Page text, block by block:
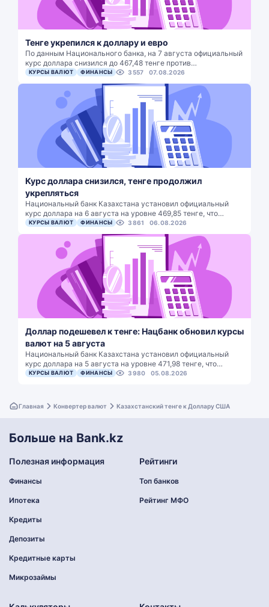
Тенге укрепился к доллару и евро
По данным Национального банка, на 7 августа официальный
курс доллара снизился до 467,48 тенге против…
КУРСЫ ВАЛЮТ ФИНАНСЫ 3557 07.08.2026
Курс доллара снизился, тенге продолжил
укрепляться
Национальный банк Казахстана установил официальный
курс доллара на 6 августа на уровне 469,85 тенге, что…
КУРСЫ ВАЛЮТ ФИНАНСЫ 3861 06.08.2026
Доллар подешевел к тенге: Нацбанк обновил курсы
валют на 5 августа
Национальный банк Казахстана установил официальный
курс доллара на 5 августа на уровне 471,98 тенге, что…
КУРСЫ ВАЛЮТ ФИНАНСЫ 3980 05.08.2026
Главная Конвертер валют Казахстанский тенге к Доллару США
Больше на Bank.kz
Полезная информация
Финансы
Ипотека
Кредиты
Депозиты
Кредитные карты
Микрозаймы
Рейтинги
Топ банков
Рейтинг МФО